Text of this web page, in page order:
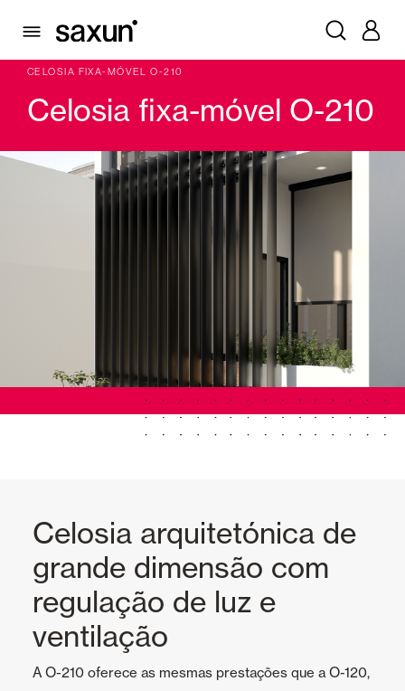
PRODUTOS
LÂMINAS QUEBRA-SOL E MAIORQUINAS
CELOSIA FIXA-MÓVEL O-210
Celosia fixa-móvel O-210
Celosia arquitetónica de
grande dimensão com
regulação de luz e
ventilação
A O-210 oferece as mesmas prestações que a O-120,